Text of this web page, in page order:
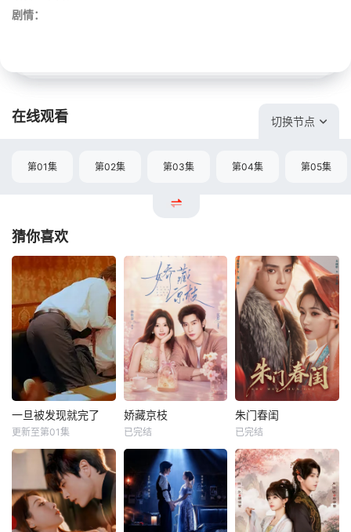
剧情：
在线观看 切换节点
第01集 第02集 第03集 第04集 第05集
猜你喜欢
一旦被发现就完了
更新至第01集
娇藏京枝
已完结
朱门春闺
已完结